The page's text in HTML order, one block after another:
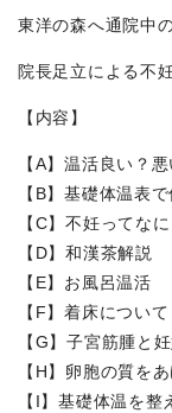
東洋の森へ通院中
院長足立による不
【内容】
【A】温活良い？悪
【B】基礎体温表
【C】不妊ってな
【D】和漢茶解説
【E】お風呂温活
【F】着床について
【G】子宮筋腫と
【H】卵胞の質を
【I】基礎体温を